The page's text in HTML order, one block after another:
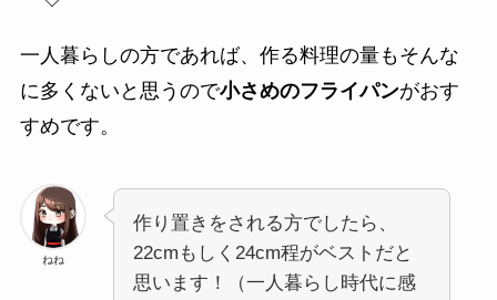
一人暮らしの方であれば、作る料理の量もそんな
に多くないと思うので小さめのフライパンがおす
すめです。
ねね
作り置きをされる方でしたら、
22cmもしく24cm程がベストだと
思います！（一人暮らし時代に感